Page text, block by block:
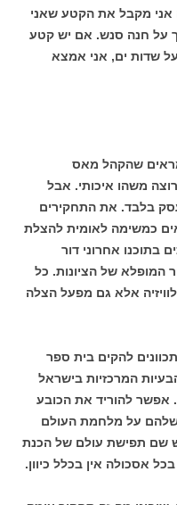
אני מקבל את הקטע שאני
על חנה סנש. אם יש קטע
שדות ים, אני אמצא
מראים שהקהל מאס
משהו איכותי. אבל
בלבד. את התחקירים
כמשימה לאומית להצלת
בתוכנו אחרוני דור
המופלא של הציונות. כל
אלא גם מפעל הצלה
להקים בית ספר
המרכזיות בישראל
אפשר להוריד את הכובע
שלהם על מלחמת העולם
שם תפישת עולם של הכנת
אסכולה אין בכלל כיוון.